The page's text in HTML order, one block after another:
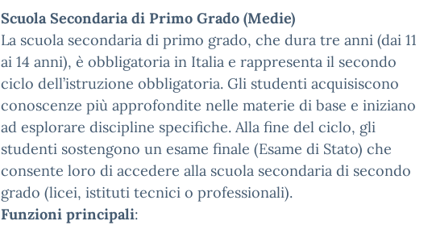
Scuola Secondaria di Primo Grado (Medie)
La scuola secondaria di primo grado, che dura tre anni (dai 11
ai 14 anni), è obbligatoria in Italia e rappresenta il secondo
ciclo dell’istruzione obbligatoria. Gli studenti acquisiscono
conoscenze più approfondite nelle materie di base e iniziano
ad esplorare discipline specifiche. Alla fine del ciclo, gli
studenti sostengono un esame finale (Esame di Stato) che
consente loro di accedere alla scuola secondaria di secondo
grado (licei, istituti tecnici o professionali).
Funzioni principali: